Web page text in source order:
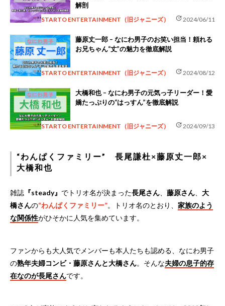
解剖
STARTO ENTERTAINMENT（旧ジャニーズ） update2024/06/11
藤原丈一郎 – なにわ男子のお笑い担当！頼れる
お兄ちゃん“丈”の魅力を徹底解説
STARTO ENTERTAINMENT（旧ジャニーズ） update2024/08/12
大橋和也 – なにわ男子の元気っ子リーダー！愛
嬌たっぷりの“はっすん”を徹底解説
STARTO ENTERTAINMENT（旧ジャニーズ） update2024/09/13
“わんぱくファミリー” 長尾謙杜×藤原丈一郎×
大橋和也
雑誌 『steady』 でトリオ名が決まった長尾さん 藤原さん
大
橋さんの“わんぱくファミリー”。トリオ名のとおり、 家族のよう
な関係性がひそかに人気を集めています。
ファンからも大人気でメンバーも本人たちも認める、なにわ男子
の熟年夫婦コンビ・藤原さんと大橋さん。そんな夫婦の息子的存
在なのが長尾さんです。